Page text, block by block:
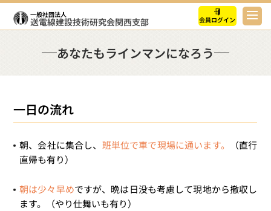
一般社団法人
送電線建設技術研究会関西支部 会員ログイン
あなたもラインマンになろう
一日の流れ
朝、会社に集合し、 班単位で車で現場に通います。 （直行
直帰も有り）
朝は少々早めですが、晩は日没も考慮して現地から撤収し
ます。（やり仕舞いも有り）